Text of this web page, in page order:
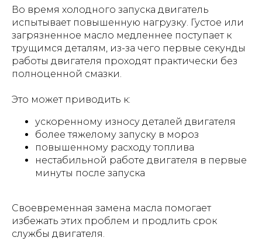
Во время холодного запуска двигатель
испытывает повышенную нагрузку. Густое или
загрязненное масло медленнее поступает к
трущимся деталям, из-за чего первые секунды
работы двигателя проходят практически без
полноценной смазки.
Это может приводить к:
ускоренному износу деталей двигателя
более тяжелому запуску в мороз
повышенному расходу топлива
нестабильной работе двигателя в первые
минуты после запуска
Своевременная замена масла помогает
избежать этих проблем и продлить срок
службы двигателя.